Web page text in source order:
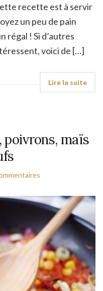
recette est à servir
un peu de pain
régal ! Si d’autres
voici de […]
poivrons, maïs